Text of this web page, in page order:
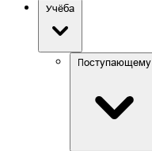
Учёба
Поступающему